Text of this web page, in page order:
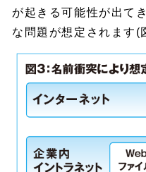
が起きる可能性が出て
な問題が想定されます(